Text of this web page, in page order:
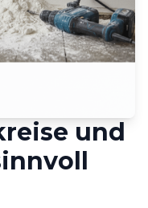
und